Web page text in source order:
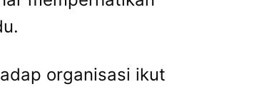
organisasi ikut